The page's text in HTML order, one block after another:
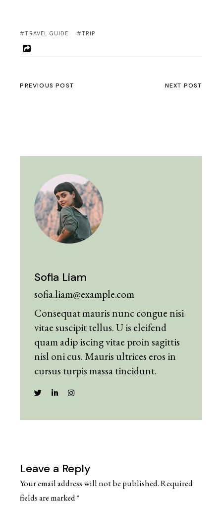
#TRAVEL GUIDE #TRIP
PREVIOUS POST NEXT POST
Sofia Liam
sofia.liam@example.com
Consequat mauris nunc congue nisi
vitae suscipit tellus. U is eleifend
quam adip iscing vitae proin sagittis
nisl oni cus. Mauris ultrices eros in
cursus turpis massa tincidunt.
Leave a Reply
Your email address will not be published.Required
fields are marked*